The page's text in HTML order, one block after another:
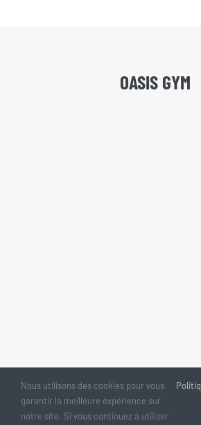
OASIS GYM
Nous utilisons des cookies pour vous
garantir la meilleure expérience sur
notre site. Si vous continuez à utiliser